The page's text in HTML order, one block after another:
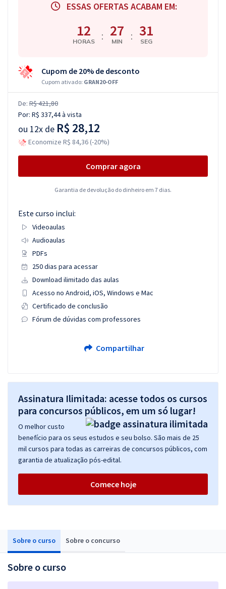
Sobre o curso Sobre o concurso
Sobre o curso
ESSAS OFERTAS ACABAM EM:
12
HORAS : 27
MIN : 30
SEG
Cupom de 20% de desconto
Cupom ativado: GRAN20-OFF
De: R$ 421,80
Por: R$ 337,44à vista
ou 12x de R$ 28,12
Economize R$ 84,36 (-20%)
Comprar agora
Garantia de devolução do dinheiro em 7 dias.
Este curso inclui:
Videoaulas
Audioaulas
PDFs
250 dias para acessar
Download ilimitado das aulas
Acesso no Android, iOS, Windows e Mac
Certificado de conclusão
Fórum de dúvidas com professores
Compartilhar
Assinatura Ilimitada: acesse todos os cursos
para concursos públicos, em um só lugar!
O melhor custo
benefício para os seus estudos e seu bolso. São mais de 25
mil cursos para todas as carreiras de concursos públicos, com
garantia de atualização pós-edital.
Comece hoje